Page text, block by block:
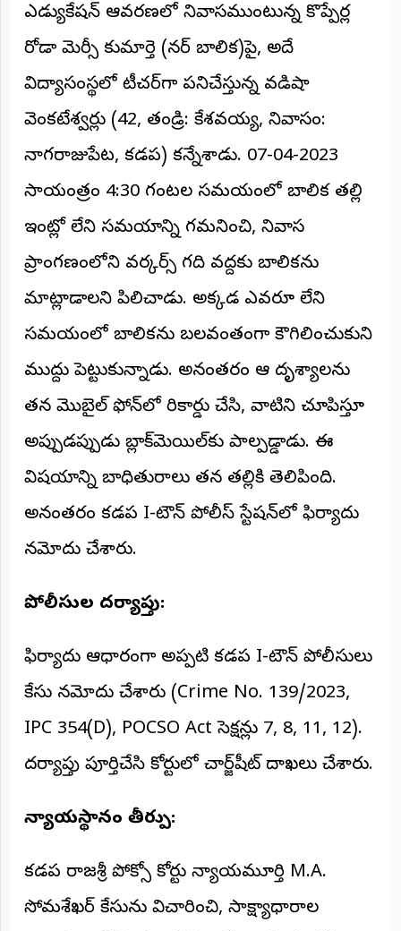
రిపోర్టర్‌గా
లాగిన్
(Login)
©
2026
NEWS
క్షణం
పక్షం
ఎడ్యుకేషన్ ఆవరణలో నివాసముంటున్న కొప్పేర్ల
రోడా మెర్సీ కుమార్తె (మైనర్ బాలిక)పై, అదే
విద్యాసంస్థలో టీచర్‌గా పనిచేస్తున్న వడిషా
వెంకటేశ్వర్లు (42, తండ్రి: కేశవయ్య, నివాసం:
నాగరాజుపేట, కడప) కన్నేశాడు. 07-04-2023
సాయంత్రం 4:30 గంటల సమయంలో బాలిక తల్లి
ఇంట్లో లేని సమయాన్ని గమనించి, నివాస
ప్రాంగణంలోని వర్కర్స్ గది వద్దకు బాలికను
మాట్లాడాలని పిలిచాడు. అక్కడ ఎవరూ లేని
సమయంలో బాలికను బలవంతంగా కౌగిలించుకుని
ముద్దు పెట్టుకున్నాడు. అనంతరం ఆ దృశ్యాలను
తన మొబైల్ ఫోన్‌లో రికార్డు చేసి, వాటిని చూపిస్తూ
అప్పుడప్పుడు బ్లాక్‌మెయిల్‌కు పాల్పడ్డాడు. ఈ
విషయాన్ని బాధితురాలు తన తల్లికి తెలిపింది.
అనంతరం కడప I-టౌన్ పోలీస్ స్టేషన్‌లో ఫిర్యాదు
నమోదు చేశారు.
పోలీసుల దర్యాప్తు:
ఫిర్యాదు ఆధారంగా అప్పటి కడప I-టౌన్ పోలీసులు
కేసు నమోదు చేశారు (Crime No. 139/2023,
IPC 354(D), POCSO Act సెక్షన్లు 7, 8, 11, 12).
దర్యాప్తు పూర్తిచేసి కోర్టులో చార్జ్‌షీట్ దాఖలు చేశారు.
న్యాయస్థానం తీర్పు:
కడప రాజశ్రీ పోక్సో కోర్టు న్యాయమూర్తి M.A.
సోమశేఖర్ కేసును విచారించి, సాక్ష్యాధారాల